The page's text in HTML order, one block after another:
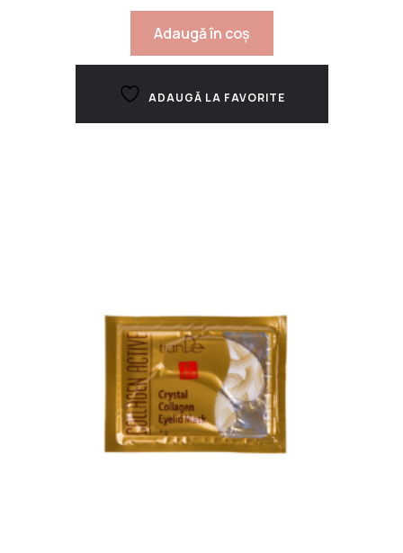
Adaugă în coș
ADAUGĂ LA FAVORITE